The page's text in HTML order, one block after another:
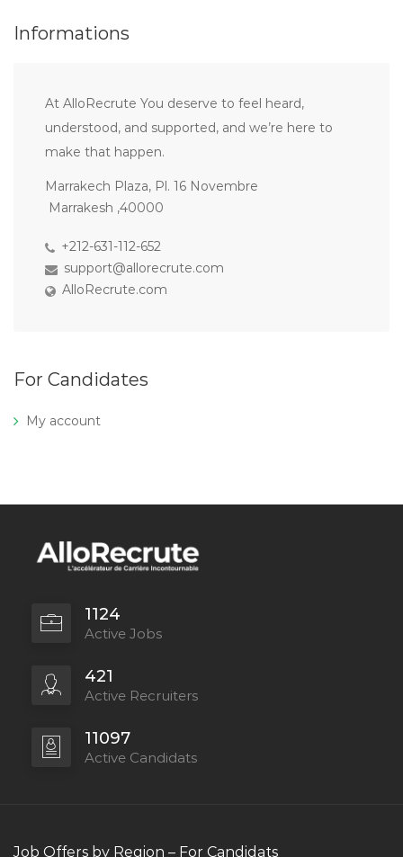
Informations
At AlloRecrute You deserve to feel heard,
understood, and supported, and we’re here to
make that happen.
Marrakech Plaza, Pl. 16 Novembre
Marrakesh ,40000
+212-631-112-652
support@allorecrute.com
AlloRecrute.com
For Candidates
My account
1124
Active Jobs
421
Active Recruiters
11097
Active Candidats
Job Offers by Region – For Candidats